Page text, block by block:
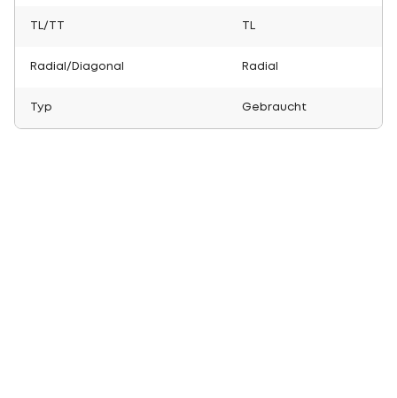
TL/TT
Radial/Diagonal Radial
Typ Gebraucht